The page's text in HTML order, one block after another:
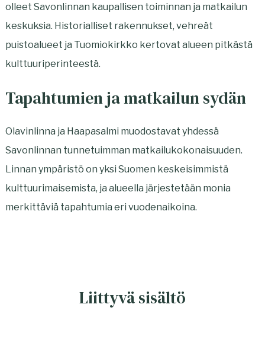
olleet Savonlinnan kaupallisen toiminnan ja matkailun
keskuksia. Historialliset rakennukset, vehreät
puistoalueet ja Tuomiokirkko kertovat alueen pitkästä
kulttuuriperinteestä.
Tapahtumien ja matkailun sydän
Olavinlinna ja Haapasalmi muodostavat yhdessä
Savonlinnan tunnetuimman matkailukokonaisuuden.
Linnan ympäristö on yksi Suomen keskeisimmistä
kulttuurimaisemista, ja alueella järjestetään monia
merkittäviä tapahtumia eri vuodenaikoina.
Liittyvä sisältö